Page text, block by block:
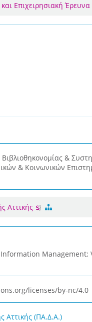
Επιχειρησιακή Έρευνα
&
& Κοινωνικών
Αττικής
Management;
licenses/by-nc/4.0
Αττικής (ΠΑ.Δ.Α.)